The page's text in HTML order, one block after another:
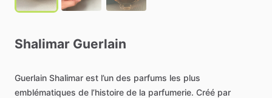
Shalimar Guerlain
Guerlain Shalimar est l’un des parfums les plus
emblématiques de l’histoire de la parfumerie. Créé par